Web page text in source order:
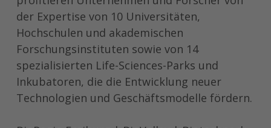
der Expertise von 10 Universitäten,
Hochschulen und akademischen
Forschungsinstituten sowie von 14
spezialisierten Life-Sciences-Parks und
Inkubatoren, die die Entwicklung neuer
Technologien und Geschäftsmodelle fördern.